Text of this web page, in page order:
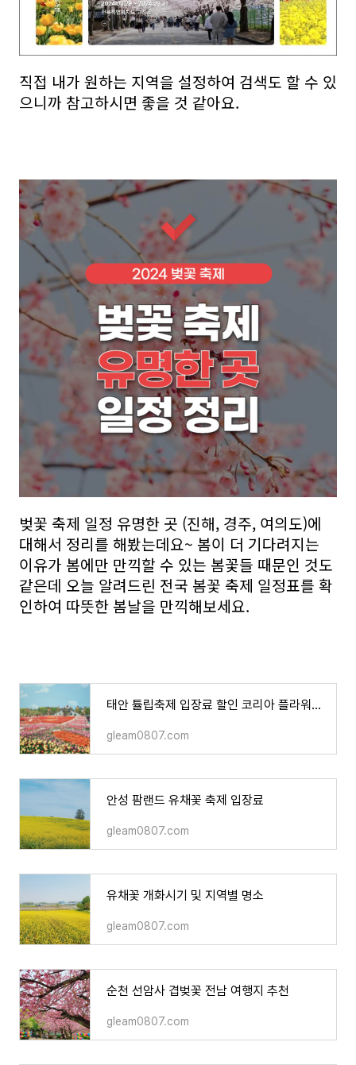
직접 내가 원하는 지역을 설정하여 검색도 할 수 있
으니까 참고하시면 좋을 것 같아요.
벚꽃 축제 일정 유명한 곳 (진해, 경주, 여의도)에
대해서 정리를 해봤는데요~ 봄이 더 기다려지는
이유가 봄에만 만끽할 수 있는 봄꽃들 때문인 것도
같은데 오늘 알려드린 전국 봄꽃 축제 일정표를 확
인하여 따뜻한 봄날을 만끽해보세요.
태안 튤립축제 입장료 할인 코리아 플라워파크 가는길
gleam0807.com
안성 팜랜드 유채꽃 축제 입장료
gleam0807.com
유채꽃 개화시기 및 지역별 명소
gleam0807.com
순천 선암사 겹벚꽃 전남 여행지 추천
gleam0807.com